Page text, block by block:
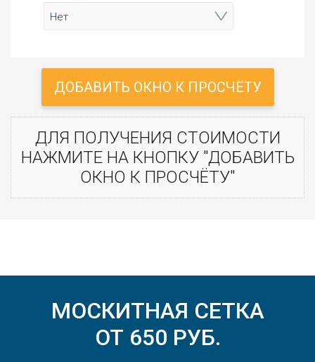
ДОБАВИТЬ ОКНО К ПРОСЧЁТУ
ДЛЯ ПОЛУЧЕНИЯ СТОИМОСТИ
НАЖМИТЕ НА КНОПКУ "ДОБАВИТЬ
ОКНО К ПРОСЧЁТУ"
МОСКИТНАЯ СЕТКА
ОТ 650 РУБ.